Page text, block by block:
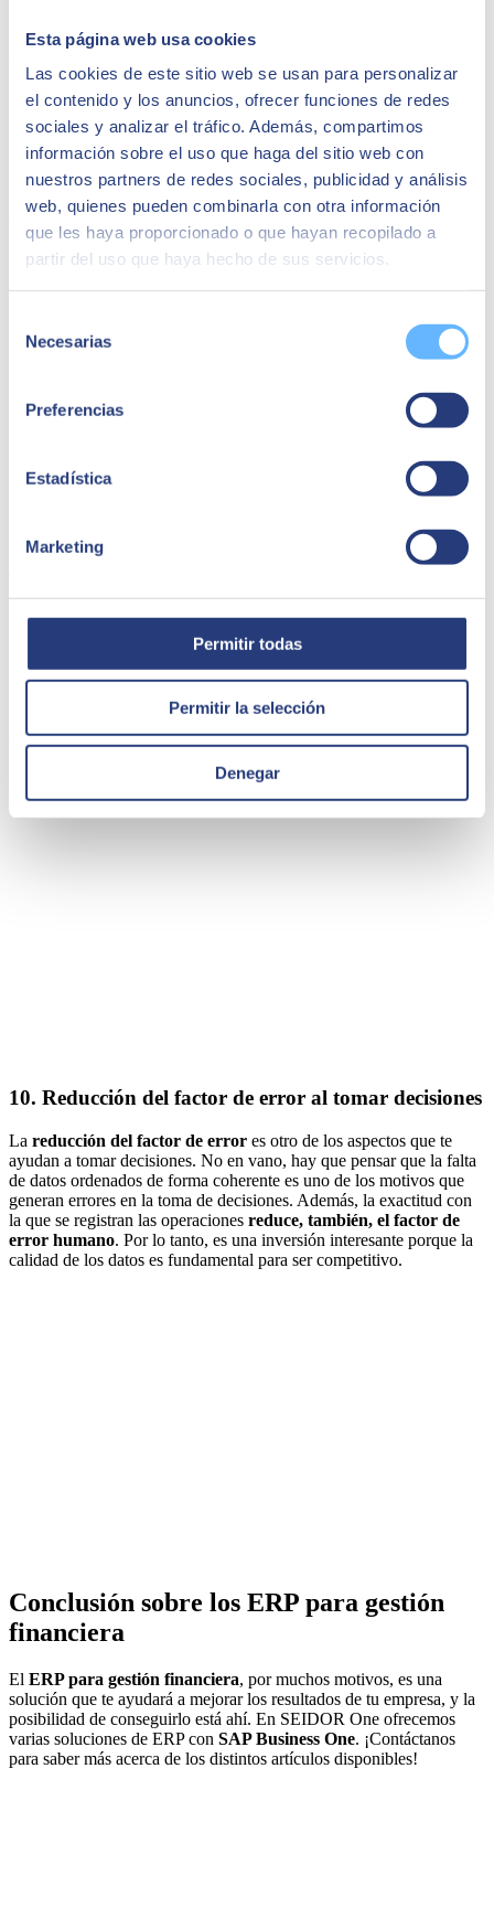
Esta página web usa cookies
Las cookies de este sitio web se usan para personalizar
el contenido y los anuncios, ofrecer funciones de redes
sociales y analizar el tráfico. Además, compartimos
información sobre el uso que haga del sitio web con
nuestros partners de redes sociales, publicidad y análisis
web, quienes pueden combinarla con otra información
que les haya proporcionado o que hayan recopilado a
partir del uso que haya hecho de sus servicios.
Necesarias
Preferencias
Estadística
Marketing
Permitir todas
Permitir la selección
Denegar
8. Posibilidad de trabajar en distintas divisas
Las empresas, incluidasPYMES, que importen y exporten se ven,
en ocasiones, necesitadas detrabajar con divisas
. Esto supone, por
lo tanto, que con unERP para gestión financierapodrás realizar
lasconversiones automáticamente y aplicarlas a tus facturas o
balances, si es necesario. De esta manera, se elimina el factor de
confusión que, en ocasiones, se genera al trabajar con divisa
extranjera. En definitiva, esta es una buena manera de mejorar en tu
operativa cotidiana.
Lageneración instantánea de informeses otra de las
características que puedes esperar de un ERP para gestión
balance, el estado de cuentas bancarias o un asiento y generar un
informe automáticamente, así como de otros datos que te interesen.
Además, y si lo deseas, podrás imprimirlos en formato papel. Esto es
especialmente útil si quieres disponer al momento de determinada
10. Reducción del factor de error al tomar decisiones
La reducción del factor de error es otro de los aspectos que te
ayudan a tomar decisiones. No en vano, hay que pensar que la falta
de datos ordenados de forma coherente es uno de los motivos que
generan errores en la toma de decisiones. Además, la exactitud con
la que se registran las operaciones reduce, también, el factor de
error humano. Por lo tanto, es una inversión interesante porque la
calidad de los datos es fundamental para ser competitivo.
Conclusión sobre los ERP para gestión
financiera
El ERP para gestión financiera, por muchos motivos, es una
solución que te ayudará a mejorar los resultados de tu empresa, y la
posibilidad de conseguirlo está ahí. En SEIDOR One ofrecemos
varias soluciones de ERP con SAP Business One. ¡Contáctanos
para saber más acerca de los distintos artículos disponibles!